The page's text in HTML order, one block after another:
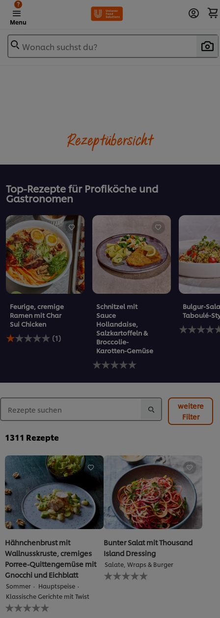
Menu
?
Wonach suchst du?
Rezeptübersicht
Top-Rezepte für Profiköche und
Gastronomen
Feurige, cremige
Ramen mit Char
Sui Chicken
Die
durchschnittliche
mit
Sui
Chicken
1.0
5
aus
1
Bewertungen.
(1)
Schnitzel mit
Sauce
Hollandaise,
Salzkartoffeln &
Broccolie-
Karotten-Gemüse
Keine
Bewertungen
recipe
Bulgur-
Taboulé-
Keine
weitere
Filter
1311 Rezepte
Hähnchenbrust mit
Wallnusskruste, cremiges
Porree-Quittengemüse mit
Gnocchi und Eichblatt
Sommer
Hauptspeise
Klassische Gerichte mit Twist
Keine
Bewertungen
Bunter Salat mit Thousand
Island Dressing
Salate, Wraps & Burger
Keine
Bewertungen